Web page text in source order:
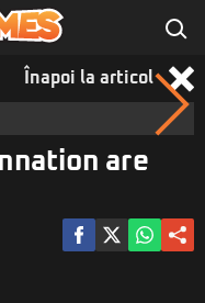
Înapoi la articol
are